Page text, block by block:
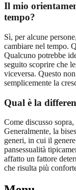
Il mio
tempo?
Sì, per alcune
cambiare nel tempo.
Qualcuno potrebbe
seguito scoprire che
viceversa. Questo
semplicemente la
Qual è la
Come discusso
Generalmente, la
generi, in cui il
pansessualità
affatto un fattore
che risulta più